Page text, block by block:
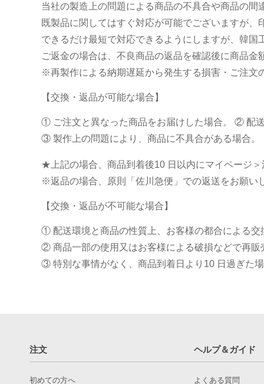
当社の製造上の問題による商品の不具合や商品の
既製品に関してはすぐ対応が可能でございますが
できるだけ最短で対応できるようにしますが、韓
ご返金の場合は、不良商品の返品を確認後に商品金
※再製作による納期遅延から発生する損害・ご注文
【交換・返品が可能な場合】
① ご注文と異なった商品をお届けした場合。 ② 配
③ 製作上の問題により、商品に不具合がある場合。
★上記の場合、商品到着後10 日以内にマイページ
※返品の場合、原則「佐川急便」での返送をお願い
【交換・返品が不可能な場合】
① 配送環境と商品の性質上、お客様の都合による
② 商品一部の使用又はお客様による破損などで再販
③ 特別な事情がなく、商品到着日より10 日過ぎた
注文 ヘルプ＆ガイド
初めての方へ よくある質問